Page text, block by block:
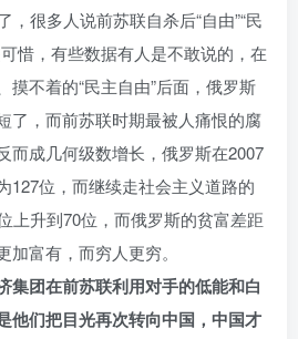
，很多人说前苏联自杀后“自由”“民
惜，有些数据有人是不敢说的，在
摸不着的“民主自由”后面，俄罗斯
了，而前苏联时期最被人痛恨的腐
而成几何级数增长，俄罗斯在2007
127位，而继续走社会主义道路的
上升到70位，而俄罗斯的贫富差距
富有，而穷人更穷。
集团在前苏联利用对手的低能和白
他们把目光再次转向中国，中国才